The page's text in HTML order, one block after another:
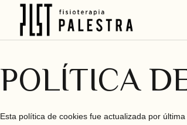
POLÍTICA
Esta política de cookies fue actualizada por